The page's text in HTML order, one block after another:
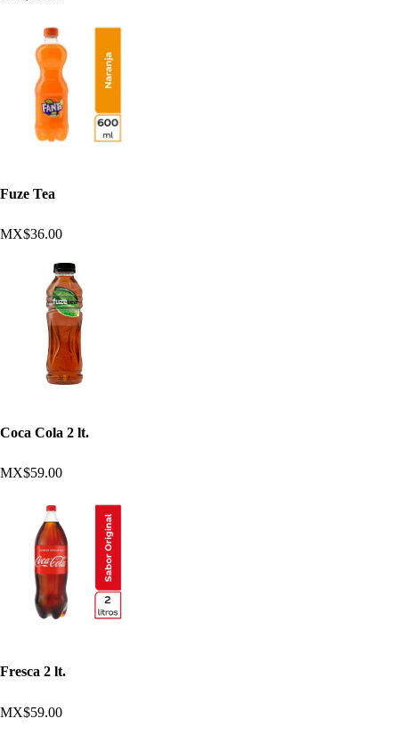
Fuze Tea
MX$36.00
Coca Cola 2 lt.
MX$59.00
Fresca 2 lt.
MX$59.00